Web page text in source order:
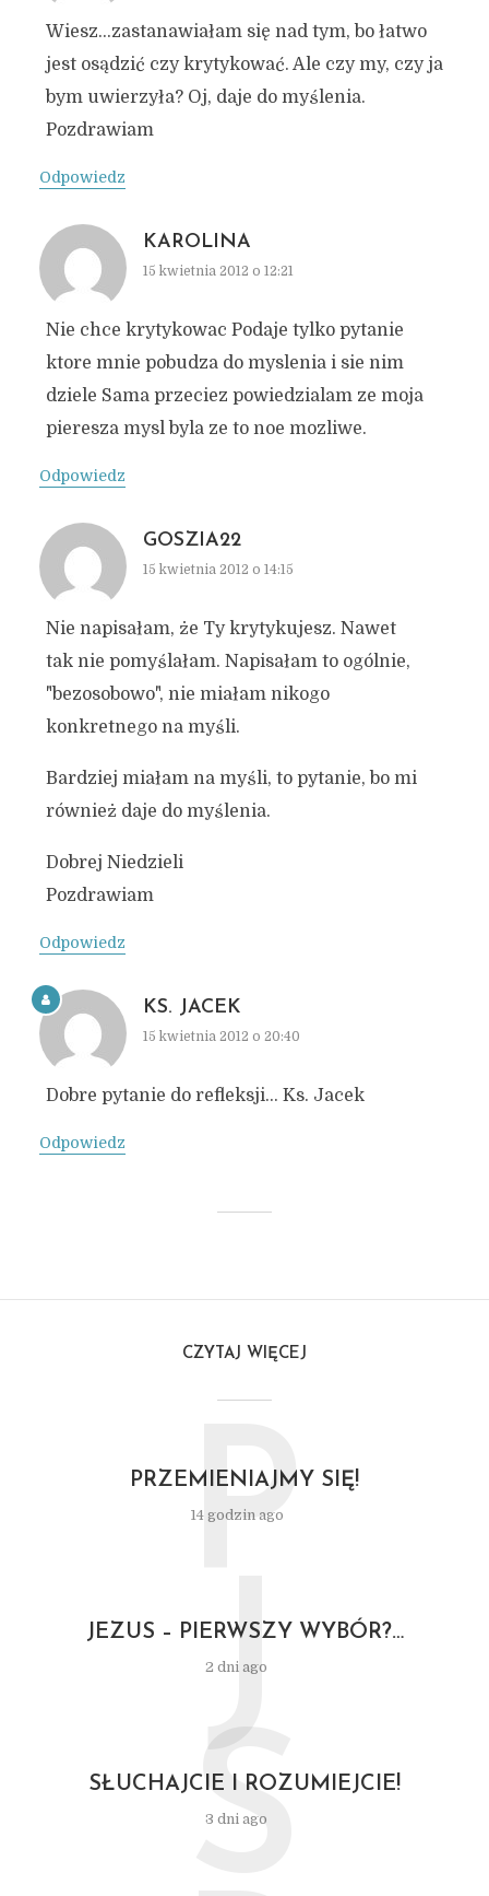
Wiesz…zastanawiałam się nad tym, bo łatwo
jest osądzić czy krytykować. Ale czy my, czy ja
bym uwierzyła? Oj, daje do myślenia.
Pozdrawiam
Odpowiedz
KAROLINA
15 kwietnia 2012 o 12:21
Nie chce krytykowac Podaje tylko pytanie
ktore mnie pobudza do myslenia i sie nim
dziele Sama przeciez powiedzialam ze moja
pieresza mysl byla ze to noe mozliwe.
Odpowiedz
GOSZIA22
15 kwietnia 2012 o 14:15
Nie napisałam, że Ty krytykujesz. Nawet
tak nie pomyślałam. Napisałam to ogólnie,
"bezosobowo", nie miałam nikogo
konkretnego na myśli.
Bardziej miałam na myśli, to pytanie, bo mi
również daje do myślenia.
Dobrej Niedzieli
Pozdrawiam
Odpowiedz
KS. JACEK
15 kwietnia 2012 o 20:40
Dobre pytanie do refleksji… Ks. Jacek
Odpowiedz
CZYTAJ WIĘCEJ
PRZEMIENIAJMY SIĘ!
14 godzin ago
P
JEZUS – PIERWSZY WYBÓR?…
2 dni ago
J
SŁUCHAJCIE I ROZUMIEJCIE!
3 dni ago
S